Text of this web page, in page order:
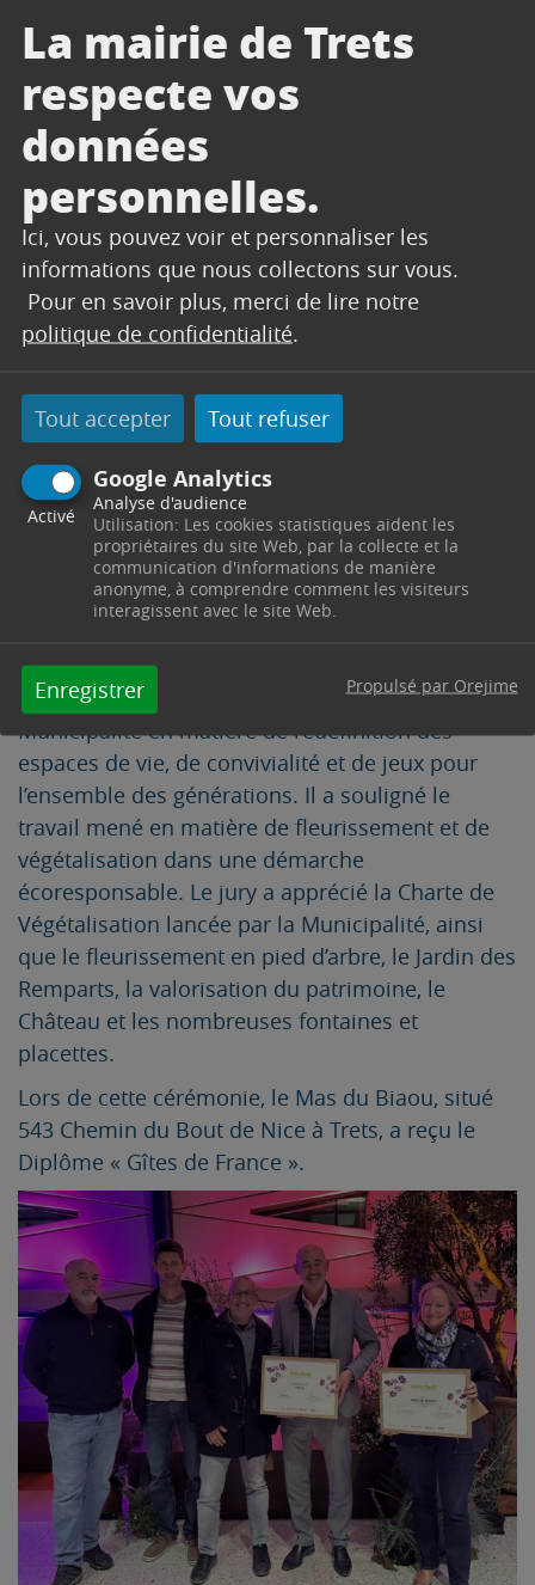
La mairie de Trets
respecte vos
données
personnelles.
Ici, vous pouvez voir et personnaliser les
informations que nous collectons sur vous.
Pour en savoir plus, merci de lire notre
politique de confidentialité.
Tout accepter Tout refuser
Google Analytics
Activé
Analyse d'audience
Utilisation: Les cookies statistiques aident les
propriétaires du site Web, par la collecte et la
communication d'informations de manière
anonyme, à comprendre comment les visiteurs
interagissent avec le site Web.
Enregistrer Propulsé par Orejime
En 2023, Trets a reçu
les encouragements
du jury
départemental pour
sa stratégie
paysagère sur une
commune à la fois
belle et accueillante.
Département le 8 décembre dernier, le jury
départemental a salué le travail de la
Municipalité en matière de redéfinition des
espaces de vie, de convivialité et de jeux pour
l’ensemble des générations. Il a souligné le
travail mené en matière de fleurissement et de
végétalisation dans une démarche
écoresponsable. Le jury a apprécié la Charte de
Végétalisation lancée par la Municipalité, ainsi
que le fleurissement en pied d’arbre, le Jardin des
Remparts, la valorisation du patrimoine, le
Château et les nombreuses fontaines et
placettes.
Lors de cette cérémonie, le Mas du Biaou, situé
543 Chemin du Bout de Nice à Trets, a reçu le
Diplôme « Gîtes de France ».